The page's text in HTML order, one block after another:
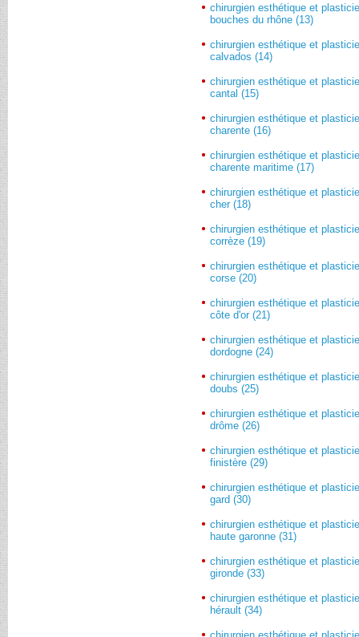
chirurgien esthétique et
bouches du rhône (13)
chirurgien esthétique et
calvados (14)
chirurgien esthétique et
cantal (15)
chirurgien esthétique et
charente (16)
chirurgien esthétique et
charente maritime (17)
chirurgien esthétique et
cher (18)
chirurgien esthétique et
corrèze (19)
chirurgien esthétique et
corse (20)
chirurgien esthétique et
côte d'or (21)
chirurgien esthétique et
dordogne (24)
chirurgien esthétique et
doubs (25)
chirurgien esthétique et
drôme (26)
chirurgien esthétique et
finistère (29)
chirurgien esthétique et
gard (30)
chirurgien esthétique et
haute garonne (31)
chirurgien esthétique et
gironde (33)
chirurgien esthétique et
hérault (34)